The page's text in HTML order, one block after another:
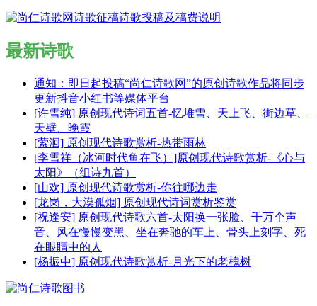
最新诗歌
通知：即日起投稿“尚仁诗歌网”的原创诗歌作品将同步
更新抖音小红书等媒体平台
[许雪纯] 原创现代诗词五首-忆堆雪、天上飞、街边草、
天壁、晚霞
[萦洄] 原创现代诗歌赏析-热带雨林
[李雪祥（冰河时代鱼在飞）]原创现代诗歌赏析-《心与
太阳》（组诗九首）
[山欢] 原创现代诗歌赏析-你往哪边走
[龙岗，大漠孤烟] 原创现代诗词赏析鉴赏
[祝逢安] 原创现代诗歌六首-太阳换一张脸、千万个声
音、风在慢慢变黑、坐在奔驰的车上、骨头上刻字、死
在眼睛中的人
[杨振中] 原创现代诗歌赏析-月光下的老槐树